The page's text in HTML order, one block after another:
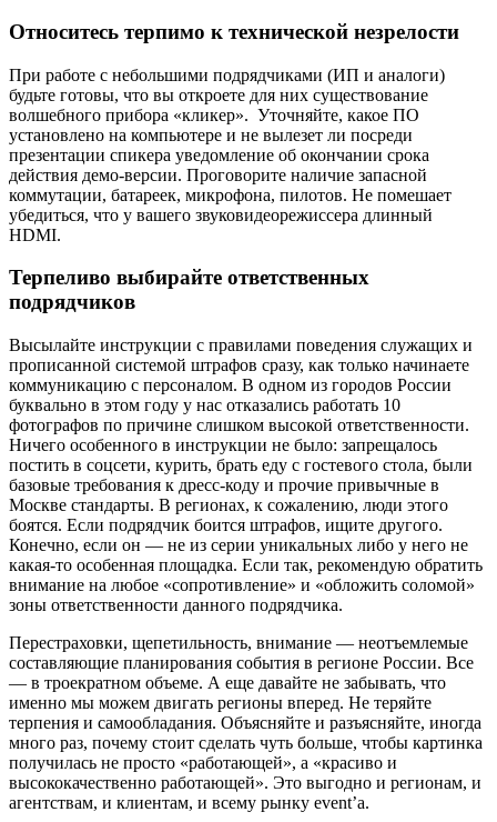
Относитесь терпимо к технической незрелости
При работе с небольшими подрядчиками (ИП и аналоги)
будьте готовы, что вы откроете для них существование
волшебного прибора «кликер». Уточняйте, какое ПО
установлено на компьютере и не вылезет ли посреди
презентации спикера уведомление об окончании срока
действия демо-версии. Проговорите наличие запасной
коммутации, батареек, микрофона, пилотов. Не помешает
убедиться, что у вашего звуковидеорежиссера длинный
HDMI.
Терпеливо выбирайте ответственных
подрядчиков
Высылайте инструкции с правилами поведения служащих и
прописанной системой штрафов сразу, как только начинаете
коммуникацию с персоналом. В одном из городов России
буквально в этом году у нас отказались работать 10
фотографов по причине слишком высокой ответственности.
Ничего особенного в инструкции не было: запрещалось
постить в соцсети, курить, брать еду с гостевого стола, были
базовые требования к дресс-коду и прочие привычные в
Москве стандарты. В регионах, к сожалению, люди этого
боятся. Если подрядчик боится штрафов, ищите другого.
Конечно, если он — не из серии уникальных либо у него не
какая-то особенная площадка. Если так, рекомендую обратить
внимание на любое «сопротивление» и «обложить соломой»
зоны ответственности данного подрядчика.
Перестраховки, щепетильность, внимание — неотъемлемые
составляющие планирования события в регионе России. Все
— в троекратном объеме. А еще давайте не забывать, что
именно мы можем двигать регионы вперед. Не теряйте
терпения и самообладания. Объясняйте и разъясняйте, иногда
много раз, почему стоит сделать чуть больше, чтобы картинка
получилась не просто «работающей», а «красиво и
высококачественно работающей». Это выгодно и регионам, и
агентствам, и клиентам, и всему рынку event’а.